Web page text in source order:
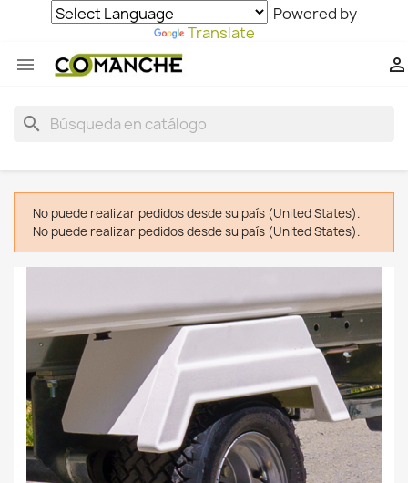
Powered by
Translate
 
search
No puede realizar pedidos desde su país (United States).
No puede realizar pedidos desde su país (United States).